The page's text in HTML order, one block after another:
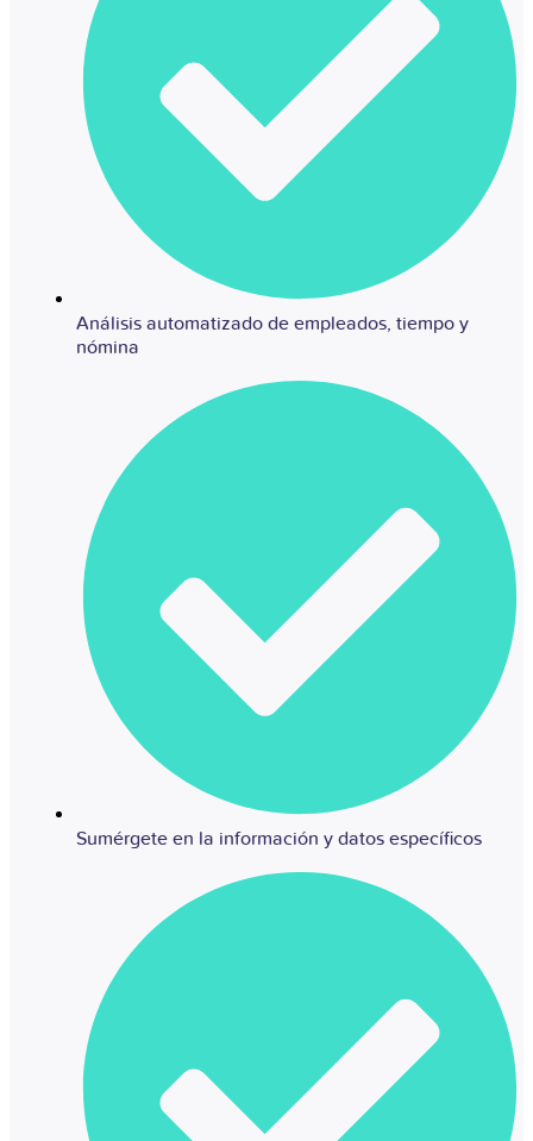
Análisis automatizado de empleados, tiempo y
nómina
Sumérgete en la información y datos específicos